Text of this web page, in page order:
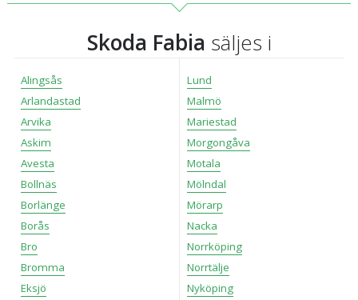
Skoda Fabia säljes i
Alingsås
Arlandastad
Arvika
Askim
Avesta
Bollnäs
Borlänge
Borås
Bro
Bromma
Eksjö
Lund
Malmö
Mariestad
Morgongåva
Motala
Mölndal
Mörarp
Nacka
Norrköping
Norrtälje
Nyköping